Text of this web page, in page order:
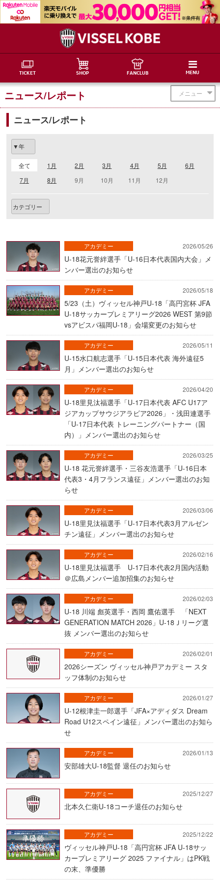
TICKET SHOP FANCLUB MENU
メニュー
ニュース/レポート
ニュース/レポート
全て 1月 2月 3月 4月 5月
6月
7月
8月 9月 10月 11月 12月
2026/05/26
U-18花元誉絆選手「U-16日本代表国内大会」メ
ンバー選出のお知らせ
アカデミー
2026/05/18
5/23（土）ヴィッセル神戸U-18「高円宮杯 JFA
U-18サッカープレミアリーグ2026 WEST 第9節
vsアビスパ福岡U-18」会場変更のお知らせ
アカデミー
2026/05/11
U-15水口航志選手「U-15日本代表 海外遠征5
月」メンバー選出のお知らせ
アカデミー
2026/04/20
U-18里見汰福選手「U-17日本代表 AFC U17ア
ジアカップサウジアラビア2026」・浅田連選手
「U-17日本代表 トレーニングパートナー（国
内）」メンバー選出のお知らせ
アカデミー
2026/03/25
U-18 花元誉絆選手・三谷友浩選手「U-16日本
代表3・4月フランス遠征」メンバー選出のお知
らせ
アカデミー
2026/03/06
U-18里見汰福選手「U-17日本代表3月アルゼン
チン遠征」メンバー選出のお知らせ
アカデミー
2026/02/16
U-18里見汰福選手 U-17日本代表2月国内活動
＠広島メンバー追加招集のお知らせ
アカデミー
2026/02/03
U-18 川端 彪英選手・西岡 鷹佑選手 「NEXT
GENERATION MATCH 2026」U-18Ｊリーグ選
抜 メンバー選出のお知らせ
アカデミー
2026/02/01
2026シーズン ヴィッセル神戸アカデミー スタ
ッフ体制のお知らせ
アカデミー
2026/01/27
U-12根津圭一郎選手「JFA×アディダス Dream
Road U12スペイン遠征」メンバー選出のお知ら
せ
アカデミー
2026/01/13
安部雄大U-18監督 退任のお知らせ
アカデミー
2025/12/27
北本久仁衛U-18コーチ退任のお知らせ
アカデミー
2025/12/22
ヴィッセル神戸U-18「高円宮杯 JFA U-18サッ
カープレミアリーグ 2025 ファイナル」はPK戦
の末、準優勝
アカデミー